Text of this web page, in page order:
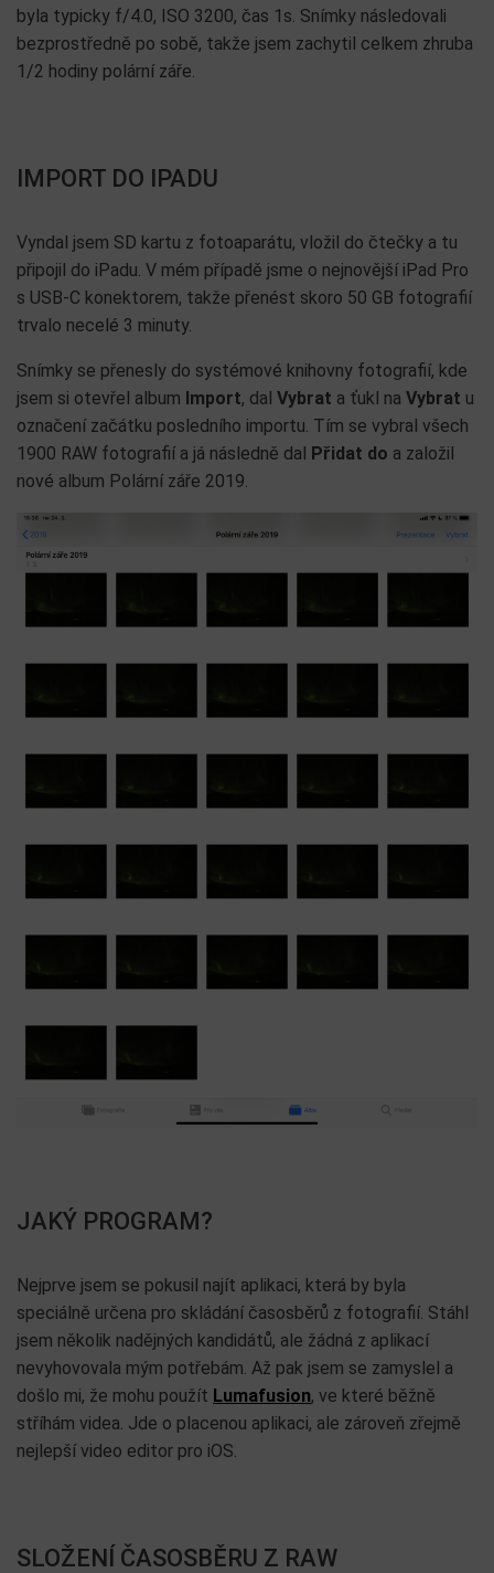
byla typicky f/4.0, ISO 3200, čas 1s. Snímky následovali
bezprostředně po sobě, takže jsem zachytil celkem zhruba
1/2 hodiny polární záře.
IMPORT DO IPADU
Vyndal jsem SD kartu z fotoaparátu, vložil do čtečky a tu
připojil do iPadu. V mém případě jsme o nejnovější iPad Pro
s USB-C konektorem, takže přenést skoro 50 GB fotografií
trvalo necelé 3 minuty.
Snímky se přenesly do systémové knihovny fotografií, kde
jsem si otevřel album Import, dal Vybrat a ťukl na Vybrat u
označení začátku posledního importu. Tím se vybral všech
1900 RAW fotografií a já následně dal Přidat do a založil
nové album Polární záře 2019.
JAKÝ PROGRAM?
Nejprve jsem se pokusil najít aplikaci, která by byla
speciálně určena pro skládání časosběrů z fotografií. Stáhl
jsem několik nadějných kandidátů, ale žádná z aplikací
nevyhovovala mým potřebám. Až pak jsem se zamyslel a
došlo mi, že mohu použít Lumafusion, ve které běžně
stříhám videa. Jde o placenou aplikaci, ale zároveň zřejmě
nejlepší video editor pro iOS.
SLOŽENÍ ČASOSBĚRU Z RAW